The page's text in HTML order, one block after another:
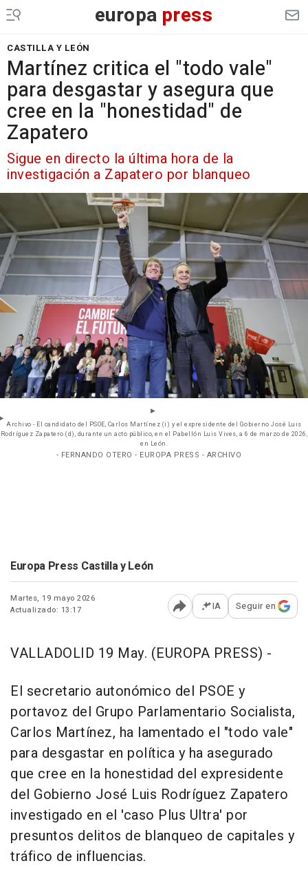
europa press
CASTILLA Y LEÓN
Martínez critica el "todo vale"
para desgastar y asegura que
cree en la "honestidad" de
Zapatero
Sigue en directo la última hora de la
investigación a Zapatero por blanqueo
Archivo - El candidato del PSOE, Carlos Martínez (i) y el expresidente del Gobierno José Luis
Rodríguez Zapatero (d), durante un acto público, en el Pabellón Luis Vives, a 6 de marzo de 2026,
en León.
- FERNANDO OTERO - EUROPA PRESS - ARCHIVO
Europa Press Castilla y León
Martes, 19 mayo 2026
Actualizado: 13:17
Abrir opciones para
IA Seguir en
VALLADOLID 19 May. (EUROPA PRESS) -
El secretario autonómico del PSOE y
portavoz del Grupo Parlamentario Socialista,
Carlos Martínez, ha lamentado el "todo vale"
para desgastar en política y ha asegurado
que cree en la honestidad del expresidente
del Gobierno José Luis Rodríguez Zapatero
investigado en el 'caso Plus Ultra' por
presuntos delitos de blanqueo de capitales y
tráfico de influencias.